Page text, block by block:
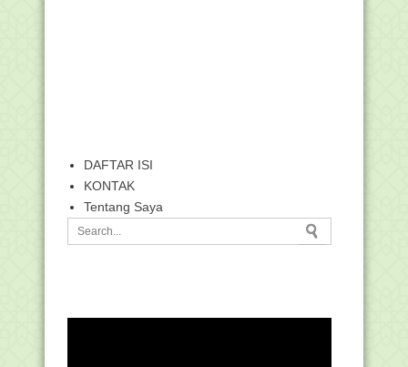
DAFTAR ISI
KONTAK
Tentang Saya